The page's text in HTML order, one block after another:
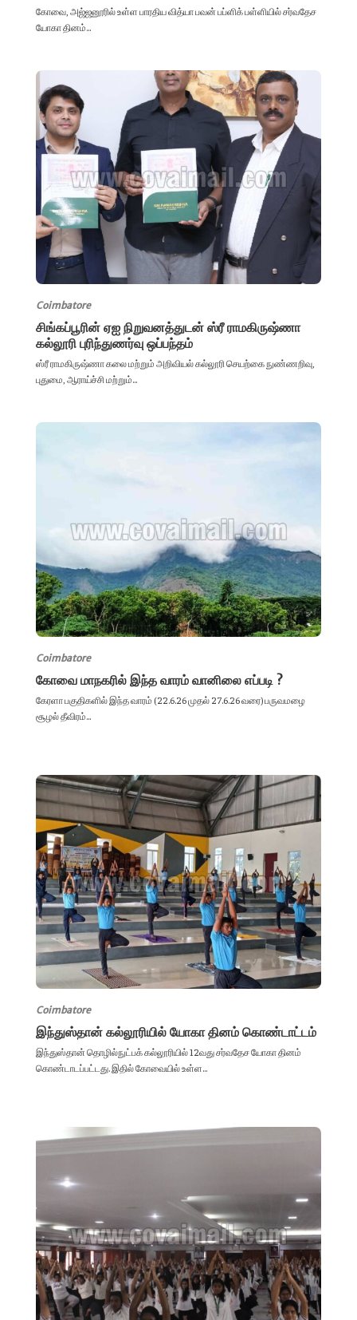
கோவை, அஜ்ஜனூரில் உள்ள பாரதிய வித்யா பவன் பப்ளிக் பள்ளியில் சர்வதேச
யோகா தினம்...
Coimbatore
சிங்கப்பூரின் ஏஐ நிறுவனத்துடன் ஸ்ரீ ராமகிருஷ்ணா
கல்லூரி புரிந்துணர்வு ஒப்பந்தம்
ஸ்ரீ ராமகிருஷ்ணா கலை மற்றும் அறிவியல் கல்லூரி செயற்கை நுண்ணறிவு,
புதுமை, ஆராய்ச்சி மற்றும்...
Coimbatore
கோவை மாநகரில் இந்த வாரம் வானிலை எப்படி ?
கேரளா பகுதிகளில் இந்த வாரம் (22.6.26 முதல் 27.6.26 வரை) பருவமழை
சூழல் தீவிரம்...
Coimbatore
இந்துஸ்தான் கல்லூரியில் யோகா தினம் கொண்டாட்டம்
இந்துஸ்தான் தொழில்நுட்பக் கல்லூரியில் 12வது சர்வதேச யோகா தினம்
கொண்டாடப்பட்டது. இதில் கோவையில் உள்ள...